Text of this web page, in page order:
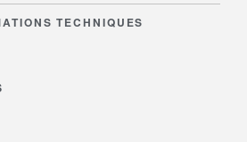
TECHNIQUES